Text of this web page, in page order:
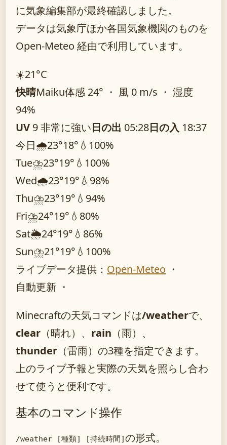
に気象編集部が最終確認しました。
データは気象庁ほか各国気象機関のものを
Open-Meteo 経由で利用しています。
☀️21°C
快晴Maiku体感 24° ・ 風 0 m/s ・ 湿度
94%
UV 9 非常に強い日の出 05:28日の入 18:37
今日🌧️23°18° 💧100%
Tue⛈️23°19° 💧100%
Wed🌧️23°19° 💧98%
Thu⛈️23°19° 💧94%
Fri⛈️24°19° 💧80%
Sat🌦️24°19° 💧86%
Sun⛈️21°19° 💧100%
ライブデータ提供： Open-Meteo ・
自動更新 ・
Minecraftの天気コマンドは/weatherで、
clear （晴れ）、 rain （雨）、
thunder （雷雨）の3種を指定できます。
上のライブ予報と実際の天気を照らし合わ
せて使うと便利です。
基本のコマンド操作
/weather [種類] [持続時間]の形式。